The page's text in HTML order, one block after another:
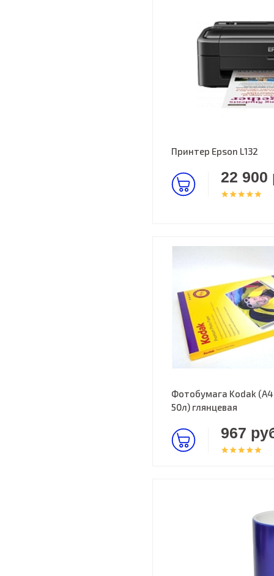
Принтер Epson L132
22 900
Фотобумага Kodak
50л) глянцевая
967